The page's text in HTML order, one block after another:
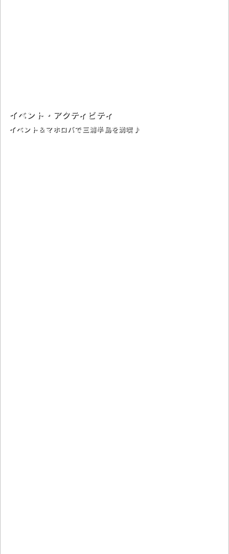
イベント・アクティビティ
イベント＆マホロバで三浦半島を満喫♪